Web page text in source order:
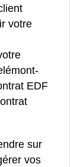
votre
EDF
sur
vos